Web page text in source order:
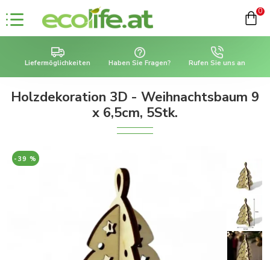
0
Liefermöglichkeiten Haben Sie Fragen? Rufen Sie uns an
Holzdekoration 3D - Weihnachtsbaum 9
x 6,5cm, 5Stk.
-39 %